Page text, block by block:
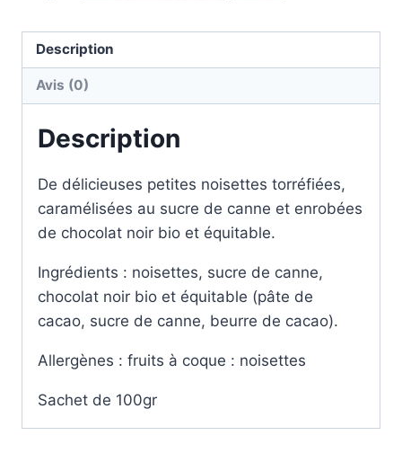
-
Chocolat
noir
Description
Avis (0)
Description
De délicieuses petites noisettes torréfiées,
caramélisées au sucre de canne et enrobées
de chocolat noir bio et équitable.
Ingrédients : noisettes, sucre de canne,
chocolat noir bio et équitable (pâte de
cacao, sucre de canne, beurre de cacao).
Allergènes : fruits à coque : noisettes
Sachet de 100gr